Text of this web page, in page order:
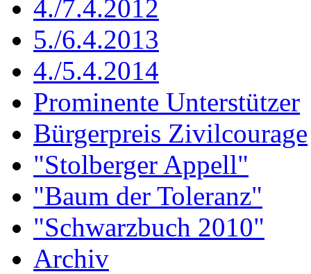
4./7.4.2012
5./6.4.2013
4./5.4.2014
Prominente Unterstützer
Bürgerpreis Zivilcourage
"Stolberger Appell"
"Baum der Toleranz"
"Schwarzbuch 2010"
Archiv